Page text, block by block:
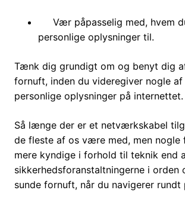
Vær påpasselig med, hvem
personlige oplysninger til.
Tænk dig grundigt om og benyt dig
fornuft, inden du videregiver nogle af
personlige oplysninger på internettet.
Så længe der er et netværkskabel
de fleste af os være med, men
mere kyndige i forhold til teknik end
sikkerhedsforanstaltningerne i orden
sunde fornuft, når du navigerer rundt